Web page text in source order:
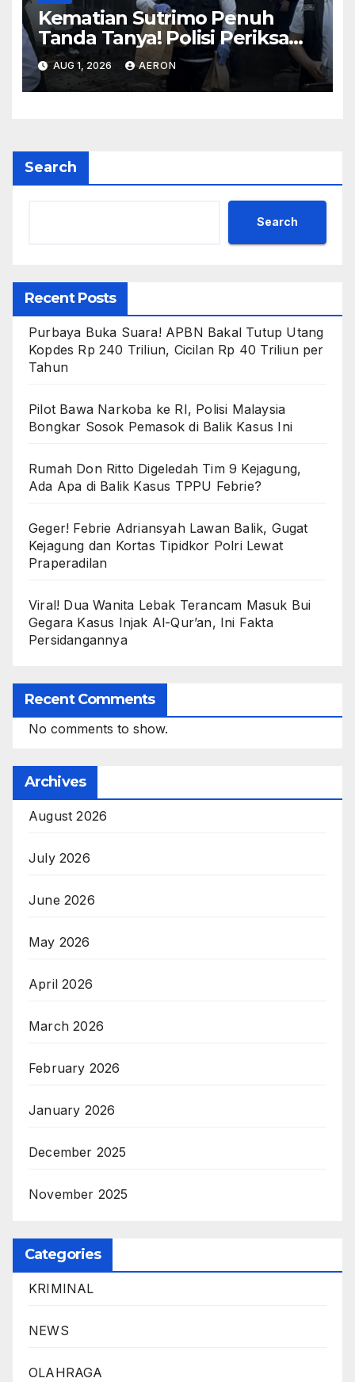
Kematian Sutrimo Penuh
Tanda Tanya! Polisi Periksa
CCTV, Ada Fakta Baru yang
Terungkap?
AUG 1, 2026 AERON
Search
Search
Recent Posts
Purbaya Buka Suara! APBN Bakal Tutup Utang
Kopdes Rp 240 Triliun, Cicilan Rp 40 Triliun per
Tahun
Pilot Bawa Narkoba ke RI, Polisi Malaysia
Bongkar Sosok Pemasok di Balik Kasus Ini
Rumah Don Ritto Digeledah Tim 9 Kejagung,
Ada Apa di Balik Kasus TPPU Febrie?
Geger! Febrie Adriansyah Lawan Balik, Gugat
Kejagung dan Kortas Tipidkor Polri Lewat
Praperadilan
Viral! Dua Wanita Lebak Terancam Masuk Bui
Gegara Kasus Injak Al-Qur’an, Ini Fakta
Persidangannya
Recent Comments
No comments to show.
Archives
August 2026
July 2026
June 2026
May 2026
April 2026
March 2026
February 2026
January 2026
December 2025
November 2025
Categories
KRIMINAL
NEWS
OLAHRAGA